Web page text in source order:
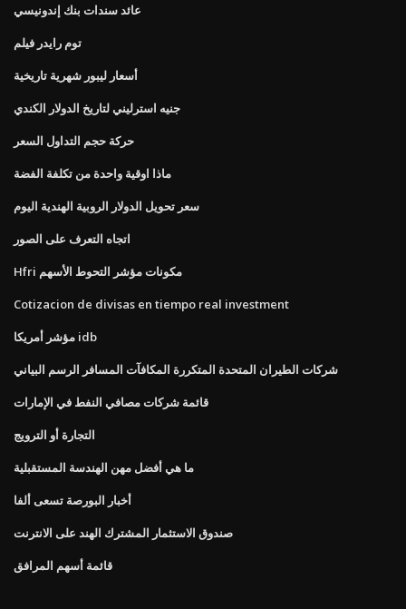
عائد سندات بنك إندونيسي
توم رايدر فيلم
أسعار ليبور شهرية تاريخية
جنيه استرليني لتاريخ الدولار الكندي
حركة حجم التداول السعر
ماذا اوقية واحدة من تكلفة الفضة
سعر تحويل الدولار الروبية الهندية اليوم
اتجاه التعرف على الصور
Hfri مكونات مؤشر التحوط الأسهم
Cotizacion de divisas en tiempo real investment
مؤشر أمريكا idb
شركات الطيران المتحدة المتكررة المكافآت المسافر الرسم البياني
قائمة شركات مصافي النفط في الإمارات
التجارة أو الترويج
ما هي أفضل مهن الهندسة المستقبلية
أخبار البورصة تسعى ألفا
صندوق الاستثمار المشترك الهند على الانترنت
قائمة أسهم المرافق